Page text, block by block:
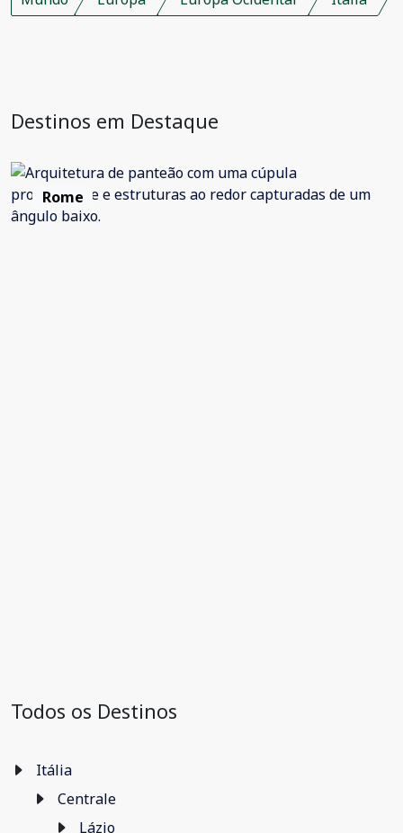
Destinos em Destaque
Rome
Todos os Destinos
Itália
Centrale
Lázio